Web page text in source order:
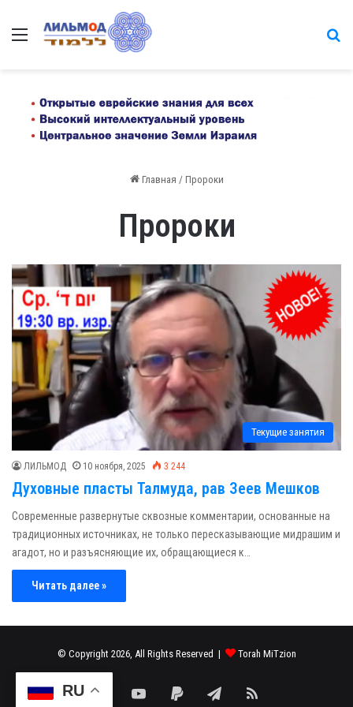
Меню
Главная / Пророки
Пророки
Текущие занятия
ЛИЛЬМОД 10 ноября, 2025 3 244
Духовные пласты Талмуда, рав Зеев Мешков
Современные развернутые сквозные комментарии, основанные на
традиционных источниках, не только пересказывающие мидрашим и
агадот, но и разъясняющие их, обращающиеся к…
Читать далее »
© Copyright 2026, All Rights Reserved | Torah MiTzion
FacebookYouTubePaypal Telegram
RU